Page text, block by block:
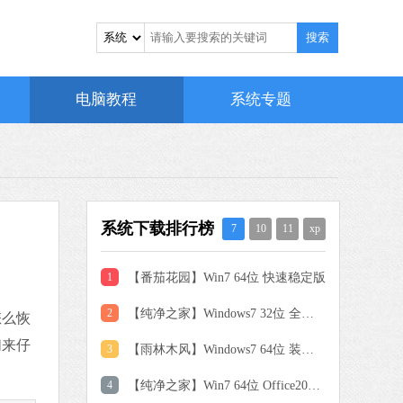
搜索
电脑教程 系统专题
恢
仔
系统下载排行榜 7 10 11 xp
1 【番茄花园】Win7 64位 快速稳定版
2 【纯净之家】Windows7 32位 全新纯净版
3 【雨林木风】Windows7 64位 装机旗舰版
4 【纯净之家】Win7 64位 Office2007 办公旗舰版
MB
文
下载
驱动人生